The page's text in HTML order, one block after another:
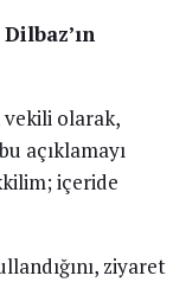
vekili olarak,
açıklamayı
içeride
ziyaret